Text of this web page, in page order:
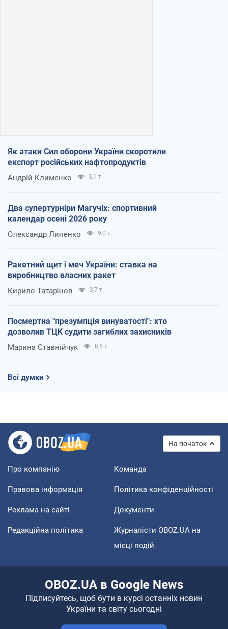
Як атаки Сил оборони України скоротили
експорт російських нафтопродуктів
Андрій Клименко 3,1 т.
Два супертурніри Магучіх: спортивний
календар осені 2026 року
Олександр Липенко 9,0 т.
Ракетний щит і меч України: ставка на
виробництво власних ракет
Кирило Татарінов 3,7 т.
Посмертна "презумпція винуватості": хто
дозволив ТЦК судити загиблих захисників
Марина Ставнійчук 8,5 т.
Всі думки
На початок
Про компанію Команда
Правова інформація Політика конфіденційності
Реклама на сайті Документи
Редакційна політика
Журналісти OBOZ.UA на
місці подій
OBOZ.UA в Google News
Підписуйтесь, щоб бути в курсі останніх новин
України та світу сьогодні